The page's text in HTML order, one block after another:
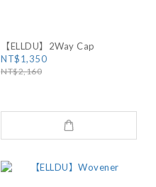
【ELLDU】2Way Cap
NT$1,350
NT$2,160